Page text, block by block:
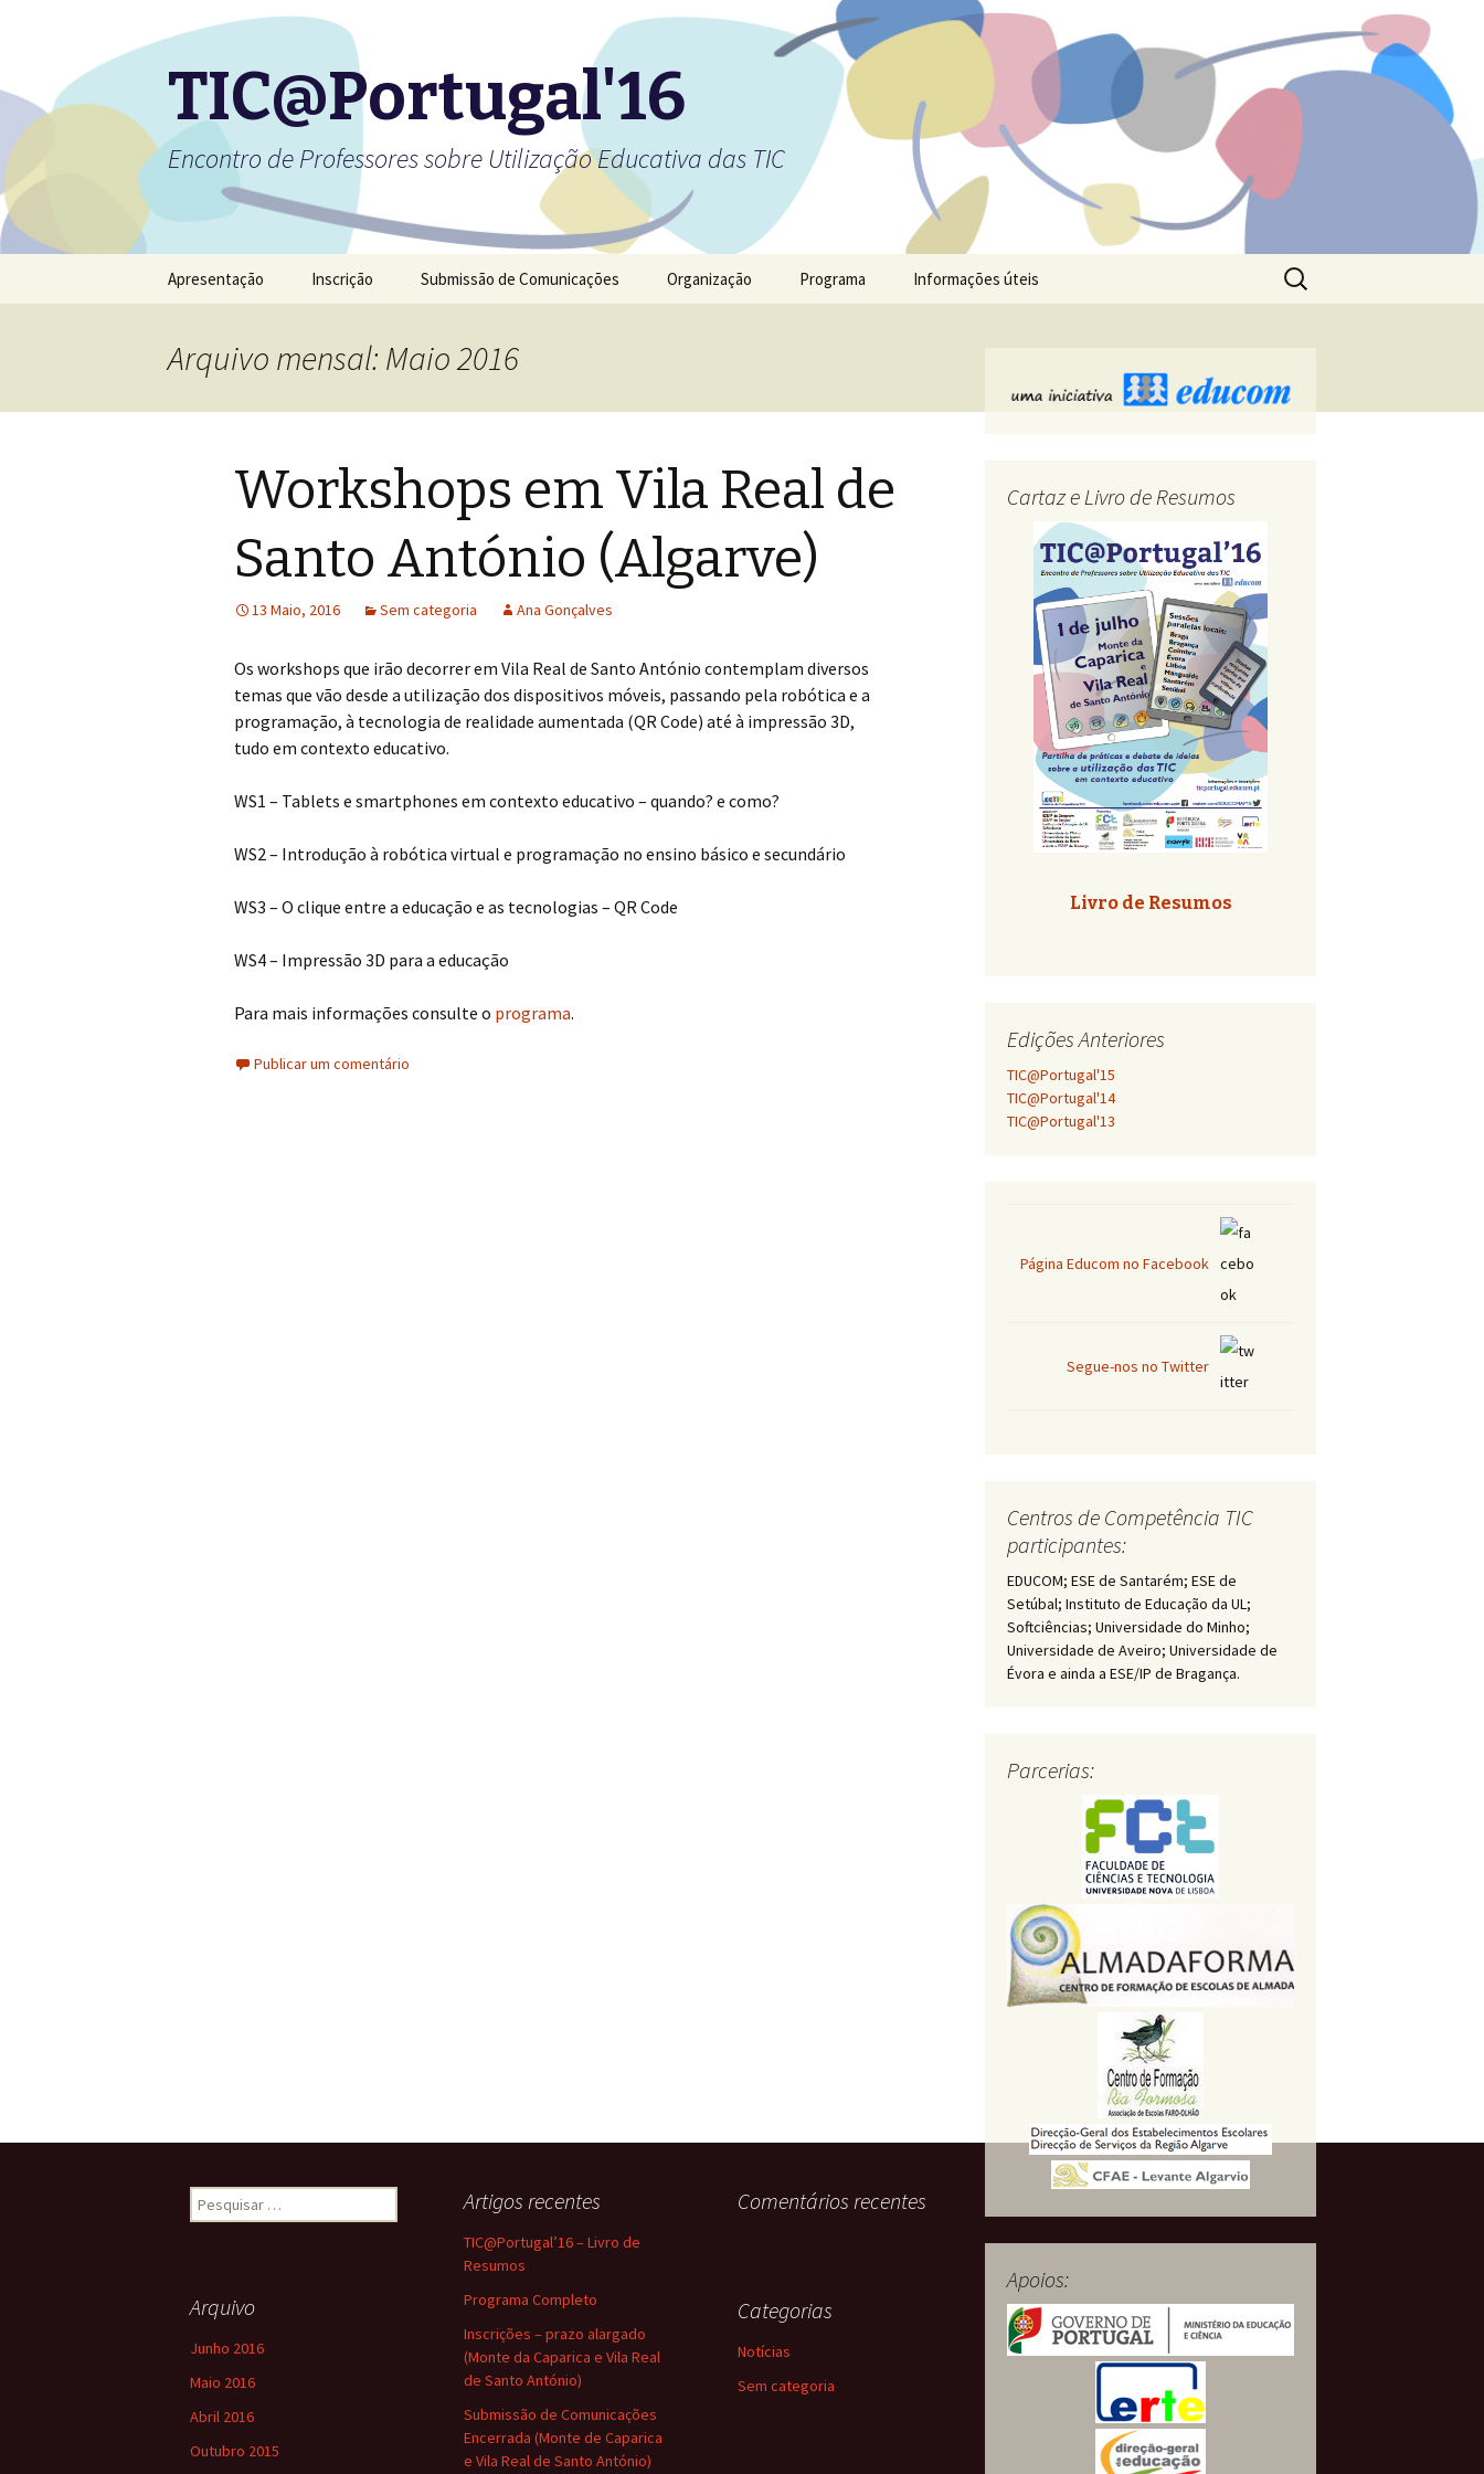
TIC@Portugal'16
Encontro de Professores sobre Utilização Educativa das TIC
para
conteúdo
Apresentação Inscrição Submissão de Comunicações Organização Programa Informações úteis
Pesquisar
por:
Arquivo mensal: Maio 2016
Workshops em Vila Real de
Santo António (Algarve)
13 Maio, 2016 Sem categoria Ana Gonçalves
Os workshops que irão decorrer em Vila Real de Santo António contemplam diversos
temas que vão desde a utilização dos dispositivos móveis, passando pela robótica e a
programação, à tecnologia de realidade aumentada (QR Code) até à impressão 3D,
tudo em contexto educativo.
WS1 – Tablets e smartphones em contexto educativo – quando? e como?
WS2 – Introdução à robótica virtual e programação no ensino básico e secundário
WS3 – O clique entre a educação e as tecnologias – QR Code
WS4 – Impressão 3D para a educação
Para mais informações consulte o programa.
Publicar um comentário
Cartaz e Livro de Resumos
Livro de Resumos
Edições Anteriores
TIC@Portugal'15
TIC@Portugal'14
TIC@Portugal'13
Página Educom no Facebook
Segue-nos no Twitter
Centros de Competência TIC
participantes:
EDUCOM; ESE de Santarém; ESE de
Setúbal; Instituto de Educação da UL;
Softciências; Universidade do Minho;
Universidade de Aveiro; Universidade de
Évora e ainda a ESE/IP de Bragança.
Parcerias:
Apoios:
Pesquisar
por:
Artigos recentes
TIC@Portugal’16 – Livro de
Resumos
Programa Completo
Inscrições – prazo alargado
(Monte da Caparica e Vila Real
de Santo António)
Submissão de Comunicações
Encerrada (Monte de Caparica
e Vila Real de Santo António)
Comentários recentes
Arquivo
Junho 2016
Maio 2016
Abril 2016
Outubro 2015
Categorias
Notícias
Sem categoria